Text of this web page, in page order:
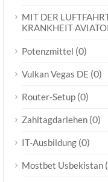
MIT DER
KRANKHEIT
Potenzmittel (0)
Vulkan Vegas DE (0)
Router-Setup (0)
Zahltagdarlehen (0)
IT-Ausbildung (0)
Mostbet Usbekistan